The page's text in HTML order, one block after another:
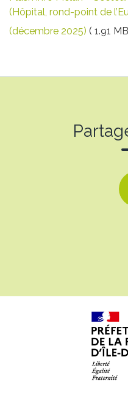
(Hôpital, rond-point de
(décembre 2025) ( 1.91